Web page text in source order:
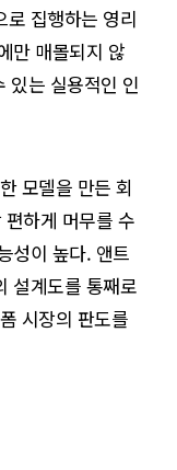
로 집행하는 영리
만 매몰되지 않
있는 실용적인 인
모델을 만든 회
하게 머무를 수
성이 높다. 앤트
설계도를 통째로
시장의 판도를